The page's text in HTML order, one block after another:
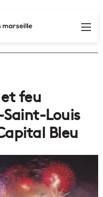
feu
Louis
Bleu